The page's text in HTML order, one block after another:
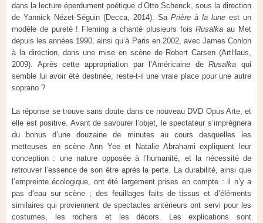
dans la lecture éperdument poétique d’Otto Schenck, sous la direction
de Yannick Nézet-Séguin (Decca, 2014). Sa Prière à la lune est un
modèle de pureté ! Fleming a chanté plusieurs foisRusalkaau Met
depuis les années 1990, ainsi qu’à Paris en 2002, avec James Conlon
à la direction, dans une mise en scène de Robert Carsen (ArtHaus,
2009). Après cette appropriation par l’Américaine deRusalka qui
semble lui avoir été destinée, reste-t-il une vraie place pour une autre
soprano ?
La réponse se trouve sans doute dans ce nouveau DVD Opus Arte, et
elle est positive. Avant de savourer l’objet, le spectateur s’imprégnera
du bonus d’une douzaine de minutes au cours desquelles les
metteuses en scène Ann Yee et Natalie Abrahami expliquent leur
conception : une nature opposée à l’humanité, et la nécessité de
retrouver l’essence de son être après la perte. La durabilité, ainsi que
l’empreinte écologique, ont été largement prises en compte : il n’y a
pas d’eau sur scène ; des feuillages faits de tissus et d’éléments
similaires qui proviennent de spectacles antérieurs ont servi pour les
costumes, les rochers et les décors. Les explications sont